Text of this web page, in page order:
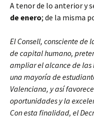
A tenor de lo anterior y
de enero; de la misma
El Consell, consciente de
de capital humano,
ampliar el alcance de las
una mayoría de
Valenciana, y así
oportunidades y la
Con esta finalidad, el